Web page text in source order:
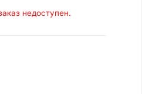
недоступен.